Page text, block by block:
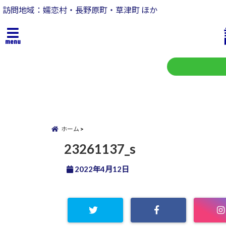
訪問地域：嬬恋村・長野原町・草津町 ほか
menu
ホーム
23261137_s
2022年4月12日